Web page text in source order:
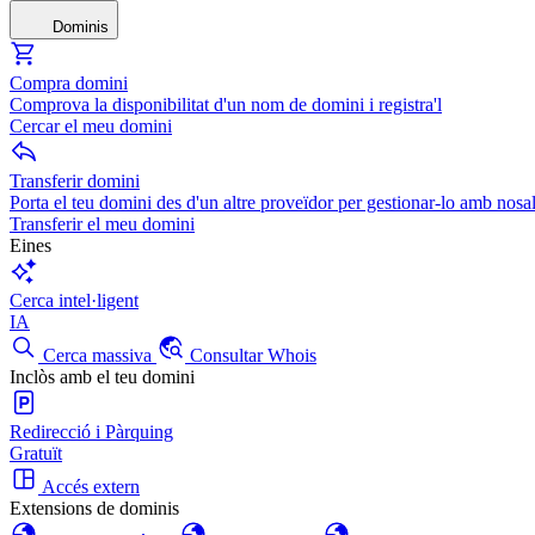
Dominis
Compra domini
Comprova la disponibilitat d'un nom de domini i registra'l
Cercar el meu domini
Transferir domini
Porta el teu domini des d'un altre proveïdor per gestionar-lo amb
Transferir el meu domini
Eines
Cerca intel·ligent
IA
Cerca massiva
Consultar Whois
Inclòs amb el teu domini
Redirecció i Pàrquing
Gratuït
Accés extern
Extensions de dominis